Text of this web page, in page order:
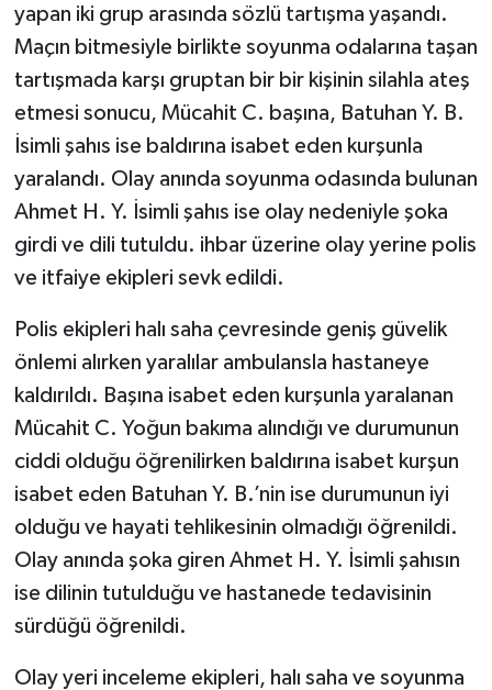
yapan iki grup arasında sözlü tartışma yaşandı.
Maçın bitmesiyle birlikte soyunma odalarına taşan
tartışmada karşı gruptan bir bir kişinin silahla ateş
etmesi sonucu, Mücahit C. başına, Batuhan Y. B.
İsimli şahıs ise baldırına isabet eden kurşunla
yaralandı. Olay anında soyunma odasında bulunan
Ahmet H. Y. İsimli şahıs ise olay nedeniyle şoka
girdi ve dili tutuldu. ihbar üzerine olay yerine polis
ve itfaiye ekipleri sevk edildi.
Polis ekipleri halı saha çevresinde geniş güvelik
önlemi alırken yaralılar ambulansla hastaneye
kaldırıldı. Başına isabet eden kurşunla yaralanan
Mücahit C. Yoğun bakıma alındığı ve durumunun
ciddi olduğu öğrenilirken baldırına isabet kurşun
isabet eden Batuhan Y. B.’nin ise durumunun iyi
olduğu ve hayati tehlikesinin olmadığı öğrenildi.
Olay anında şoka giren Ahmet H. Y. İsimli şahısın
ise dilinin tutulduğu ve hastanede tedavisinin
sürdüğü öğrenildi.
Olay yeri inceleme ekipleri, halı saha ve soyunma